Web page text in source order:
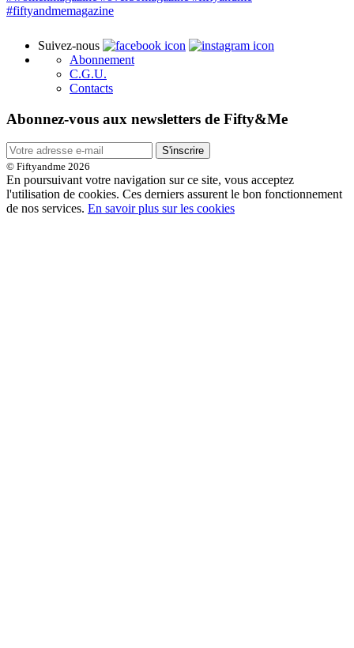
Suivez-nous
Abonnement
C.G.U.
Contacts
Abonnez-vous aux newsletters de Fifty&Me
S'inscrire
© Fiftyandme 2026
En poursuivant votre navigation sur ce site, vous acceptez
l'utilisation de cookies. Ces derniers assurent le bon fonctionnement
de nos services. En savoir plus sur les cookies